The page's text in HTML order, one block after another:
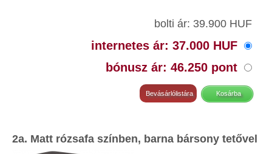
bolti ár: 39.900 HUF
internetes ár: 37.000 HUF
bónusz ár: 46.250 pont
2a. Matt rózsafa színben, barna bársony tetővel